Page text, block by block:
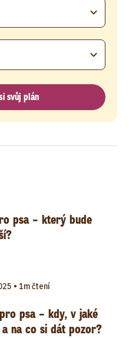
svůj plán
psa – který bude
• 1m čtení
psa – kdy, v jaké
na co si dát pozor?